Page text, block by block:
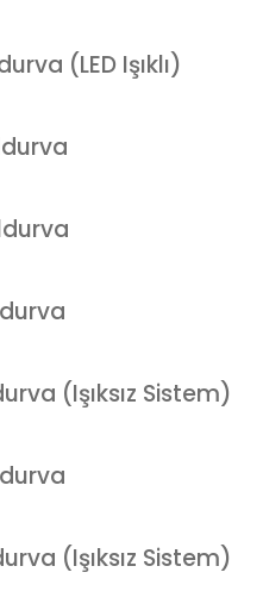
(LED Işıklı)
(Işıksız Sistem)
(Işıksız Sistem)